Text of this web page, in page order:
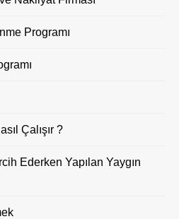
Programı
Çalışır ?
Ederken Yapılan Yaygın